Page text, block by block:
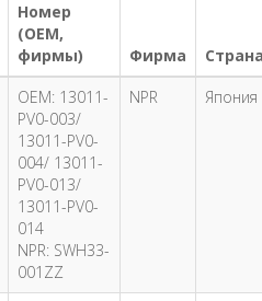
Номер
(OEM,
фирмы)
Фирма
OEM: 13011-
PV0-003/
13011-PV0-
004/ 13011-
PV0-013/
13011-PV0-
014
NPR: SWH33-
001ZZ
NPR Япония